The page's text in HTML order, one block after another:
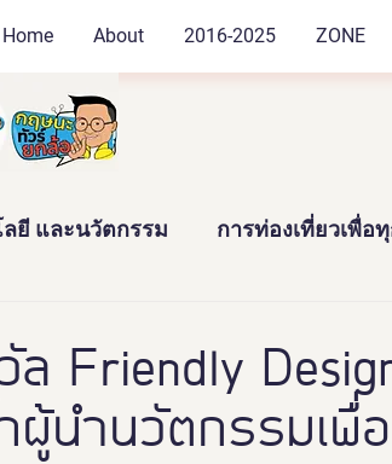
Home About 2016-2025 ZONE
ยี และนวัตกรรม การท่องเที่ยวเพื่อ
าชุมชน
Thailand Friendly Design Expo2022
ล Friendly
ผู้นำนวัตกรรมเพื่